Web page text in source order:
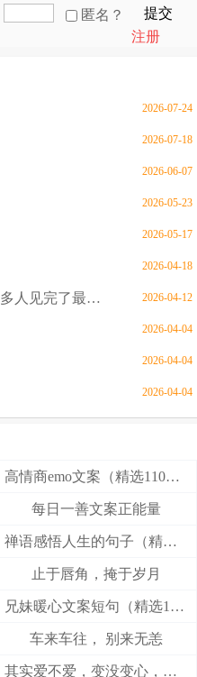
匿名？
提交
注册
2026-07-24
2026-07-18
2026-06-07
2026-05-23
2026-05-17
2026-04-18
后来才发现，原来我们已经和很多人见完了最后一面 2026-04-12
2026-04-04
2026-04-04
2026-04-04
高情商emo文案（精选110句）
每日一善文案正能量
禅语感悟人生的句子（精选27句）
止于唇角，掩于岁月
兄妹暖心文案短句（精选100句）
车来车往， 别来无恙
其实爱不爱，变没变心，身体最诚实